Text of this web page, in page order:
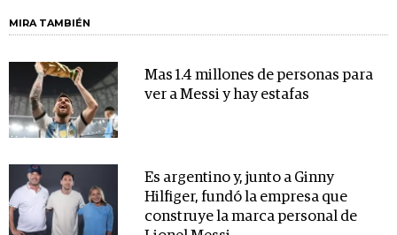
MIRA TAMBIÉN
Mas 1.4 millones de personas para
ver a Messi y hay estafas
Es argentino y, junto a Ginny
Hilfiger, fundó la empresa que
construye la marca personal de